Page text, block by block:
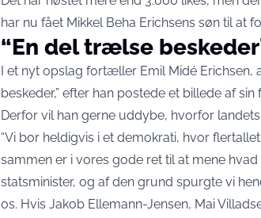
har nu fået Mikkel Beha Erichsens søn til at
“En del trælse
I et nyt opslag fortæller Emil Midé Erichsen,
beskeder,” efter han postede et billede af
Derfor vil han gerne uddybe, hvorfor
“Vi bor heldigvis i et demokrati, hvor
sammen er i vores gode ret til at mene
statsminister, og af den grund spurgte vi
os. Hvis Jakob Ellemann-Jensen, Mai